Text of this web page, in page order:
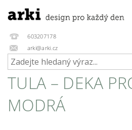
603207178
arki@arki.cz
TULA – DEKA
MODRÁ